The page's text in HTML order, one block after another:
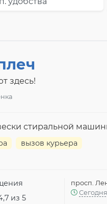
здесь!
стиральной
вызов курьера
из 5
просп.